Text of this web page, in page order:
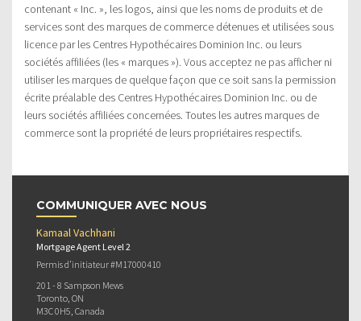
contenant « Inc. », les logos, ainsi que les noms de produits et de
services sont des marques de commerce détenues et utilisées sous
licence par les Centres Hypothécaires Dominion Inc. ou leurs
sociétés affiliées (les « marques »). Vous acceptez ne pas afficher ni
utiliser les marques de quelque façon que ce soit sans la permission
écrite préalable des Centres Hypothécaires Dominion Inc. ou de
leurs sociétés affiliées concernées. Toutes les autres marques de
commerce sont la propriété de leurs propriétaires respectifs.
COMMUNIQUER AVEC NOUS
Kamaal Vachhani
Mortgage Agent Level 2
Permis d’initiateur #M17000410
201 - 8 Sampson Mews
Toronto, ON
M3C 0H5, Canada